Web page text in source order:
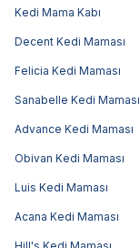
Kedi Mama Kabı
Decent Kedi Maması
Felicia Kedi Maması
Sanabelle Kedi Maması
Advance Kedi Maması
Obivan Kedi Maması
Luis Kedi Maması
Acana Kedi Maması